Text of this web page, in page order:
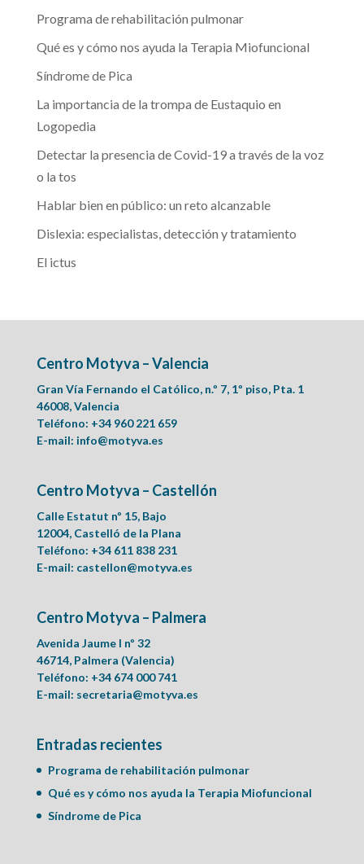
Programa de rehabilitación pulmonar
Qué es y cómo nos ayuda la Terapia Miofuncional
Síndrome de Pica
La importancia de la trompa de Eustaquio en
Logopedia
Detectar la presencia de Covid-19 a través de la voz
o la tos
Hablar bien en público: un reto alcanzable
Dislexia: especialistas, detección y tratamiento
El ictus
Centro Motyva – Valencia
Gran Vía Fernando el Católico, n.º 7, 1º piso, Pta. 1
46008, Valencia
Teléfono: +34 960 221 659
E-mail: info@motyva.es
Centro Motyva – Castellón
Calle Estatut nº 15, Bajo
12004, Castelló de la Plana
Teléfono: +34 611 838 231
E-mail: castellon@motyva.es
Centro Motyva – Palmera
Avenida Jaume I nº 32
46714, Palmera (Valencia)
Teléfono: +34 674 000 741
E-mail: secretaria@motyva.es
Entradas recientes
Programa de rehabilitación pulmonar
Qué es y cómo nos ayuda la Terapia Miofuncional
Síndrome de Pica